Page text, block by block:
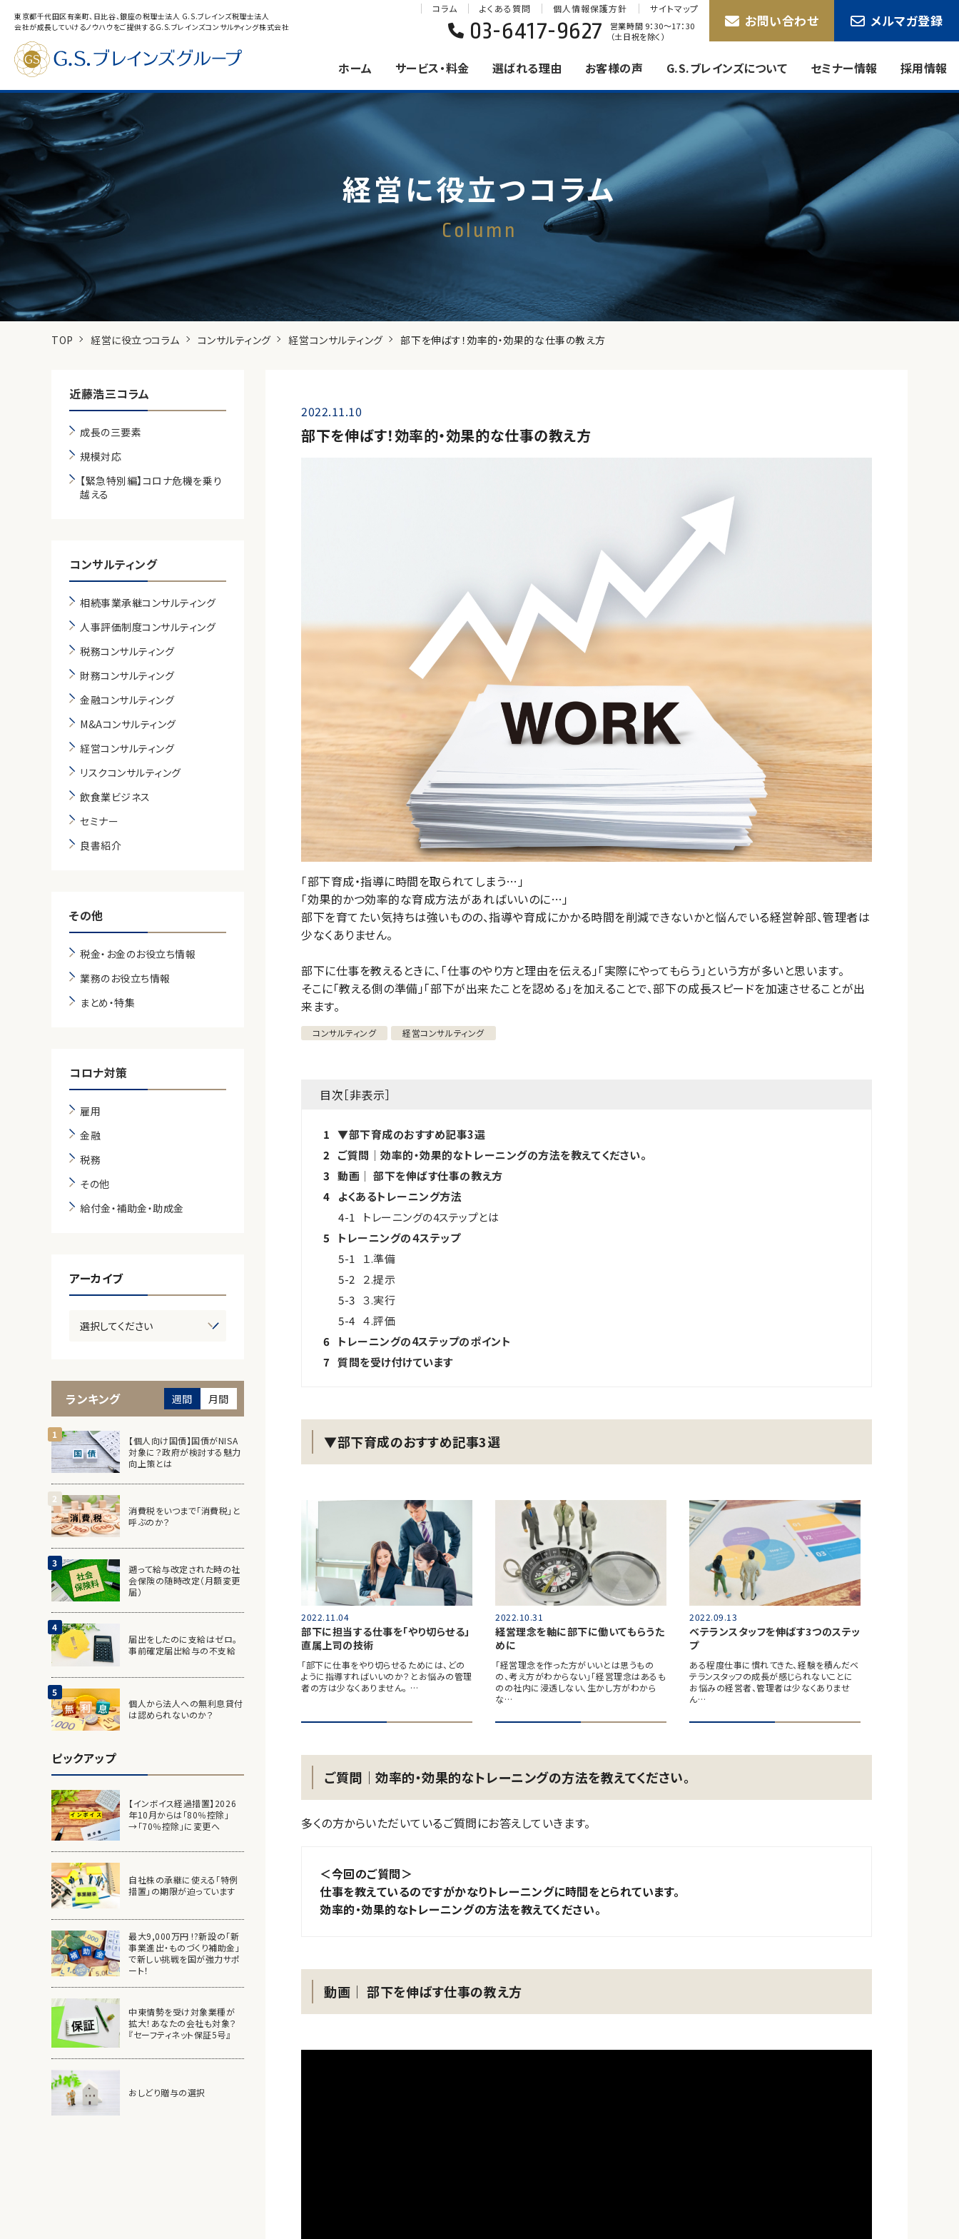
東京都千代田区有楽町、日比谷、銀座の税理士法人 G.S.ブレインズ税理士法人
会社が成長していけるノウハウをご提供するG.S.ブレインズコンサルティング株式会社
ホーム サービス・料金 選ばれる理由 お客様の声 G.S.ブレインズについて セミナー情報 採用情報
コラム よくある質問 個人情報保護方針 サイトマップ
03-6417-9627
営業時間 9：30〜17：30
（土日祝を除く）
お問い合わせ メルマガ登録
経営に役立つコラム
Column
TOP 経営に役立つコラム コンサルティング 経営コンサルティング 部下を伸ばす！効率的・効果的な仕事の教え方
2022.11.10
部下を伸ばす！効率的・効果的な仕事の教え方
「部下育成・指導に時間を取られてしまう…」
「効果的かつ効率的な育成方法があればいいのに…」
部下を育てたい気持ちは強いものの、指導や育成にかかる時間を削減できないかと悩んでいる経営幹部、管理者は
少なくありません。
部下に仕事を教えるときに、「仕事のやり方と理由を伝える」「実際にやってもらう」という方が多いと思います。
そこに「教える側の準備」「部下が出来たことを認める」を加えることで、部下の成長スピードを加速させることが出
来ます。
コンサルティング 経営コンサルティング
目次［非表示］
1 ▼部下育成のおすすめ記事3選
2
ご質問│効率的・効果的なトレーニングの方法を教えてください。
3 動画│ 部下を伸ばす仕事の教え方
4
よくあるトレーニング方法
4-1
トレーニングの4ステップとは
5
トレーニングの４ステップ
5-1
１.準備
5-2
２.提示
5-3 ３.実行
5-4 ４.評価
6
トレーニングの4ステップのポイント
7 質問を受け付けています
▼部下育成のおすすめ記事3選
2022.11.04
部下に担当する仕事を「やり切らせる」
直属上司の技術
「部下に仕事をやり切らせるためには、どの
ように指導すればいいのか？とお悩みの管理
者の方は少なくありません。 …
2022.10.31
経営理念を軸に部下に働いてもらうた
めに
「経営理念を作った方がいいとは思うもの
の、考え方がわからない」「経営理念はあるも
のの社内に浸透しない、生かし方がわから
な…
2022.09.13
ベテランスタッフを伸ばす3つのステッ
プ
ある程度仕事に慣れてきた、経験を積んだベ
テランスタッフの成長が感じられないことに
お悩みの経営者、管理者は少なくありませ
ん…
ご質問│効率的・効果的なトレーニングの方法を教えてください。
多くの方からいただいているご質問にお答えしていきます。
＜今回のご質問＞
仕事を教えているのですがかなりトレーニングに時間をとられています。
効率的・効果的なトレーニングの方法を教えてください。
動画│ 部下を伸ばす仕事の教え方
近藤浩三コラム
成長の三要素
規模対応
【緊急特別編】コロナ危機を乗り
越える
コンサルティング
相続事業承継コンサルティング
人事評価制度コンサルティング
税務コンサルティング
財務コンサルティング
金融コンサルティング
M&Aコンサルティング
経営コンサルティング
リスクコンサルティング
飲食業ビジネス
セミナー
良書紹介
その他
税金・お金のお役立ち情報
業務のお役立ち情報
まとめ・特集
コロナ対策
雇用
金融
税務
その他
給付金・補助金・助成金
アーカイブ
ランキング 週間 月間
【個人向け国債】国債がNISA
対象に？政府が検討する魅力
向上策とは
消費税をいつまで「消費税」と
呼ぶのか？
遡って給与改定された時の社
会保険の随時改定（月額変更
届）
届出をしたのに支給はゼロ。
事前確定届出給与の不支給
個人から法人への無利息貸付
は認められないのか？
ピックアップ
【インボイス経過措置】2026
年10月からは「80％控除」
→「70％控除」に変更へ
自社株の承継に使える「特例
措置」の期限が迫っています
最大9,000万円 !?新設の「新
事業進出・ものづくり補助金」
で新しい挑戦を国が強力サポ
ート！
中東情勢を受け対象業種が
拡大！あなたの会社も対象？
『セーフティネット保証5号』
おしどり贈与の選択